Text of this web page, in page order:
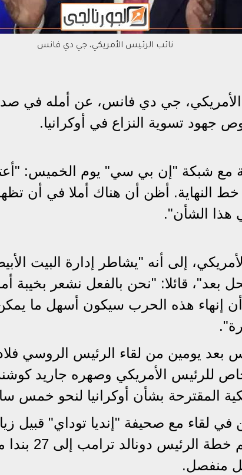
نائب الرئيس الأمريكي، جي دي فانس
جي دي فانس، عن أمله في
جهود تسوية النزاع في أوكرانيا.
شبكة "إن بي سي" يوم الخميس: "أعتقد
النهاية. أظن أن هناك أملا في أن تظهر
هذا الشأن".
إلى أنه "يشاطر إدارة البيت
تُحل بعد"، قائلا: "نحن بالفعل نشعر بخيبة
أن إنهاء هذه الحرب سيكون أسهل ما
بعد يومين من لقاء الرئيس الروسي
للرئيس الأمريكي وصهره جاريد
المقترحة بشأن أوكرانيا لنحو خمس
لقاء مع صحيفة "إنديا توداي" قبيل
الجانب
منفصل.